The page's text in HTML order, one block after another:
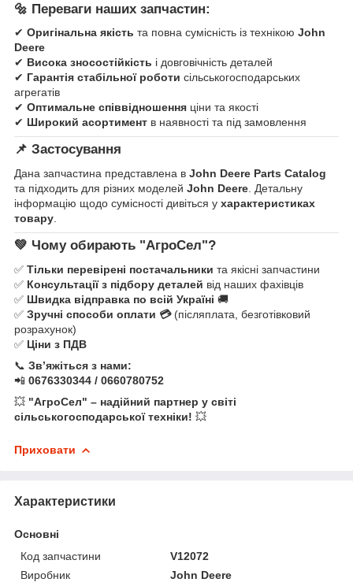
🔩 Переваги наших запчастин:
✔ Оригінальна якість та повна сумісність із технікою John
Deere
✔ Висока зносостійкість і довговічність деталей
✔ Гарантія стабільної роботи сільськогосподарських
агрегатів
✔ Оптимальне співвідношення ціни та якості
✔ Широкий асортимент в наявності та під замовлення
📌 Застосування
Дана запчастина представлена в John Deere Parts Catalog
та підходить для різних моделей John Deere . Детальну
інформацію щодо сумісності дивіться у характеристиках
товару
💚 Чому обирають "АгроСел"?
✅ Тільки перевірені постачальники та якісні запчастини
✅ Консультації з підбору деталей від наших фахівців
✅ Швидка відправка по всій Україні 🚚
✅ Зручні способи оплати 💳(післяплата, безготівковий
розрахунок)
✅ Ціни з ПДВ
📞 Зв’яжіться з нами:
📲 0676330344 / 0660780752
💥 "АгроСел" – надійний партнер у світі
сільськогосподарської техніки! 💥
Приховати
Характеристики
Основні
Код запчастини
V12072
Виробник
John Deere